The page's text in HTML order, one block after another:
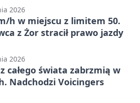
2026
h w miejscu z limitem 50.
z Żor stracił prawo jazdy
2026
z całego świata zabrzmią w
Nadchodzi Voicingers